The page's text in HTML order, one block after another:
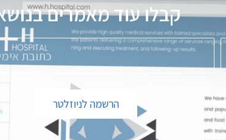
קבלו עוד מאמרים בנושא
הרשמה לניוזלטר